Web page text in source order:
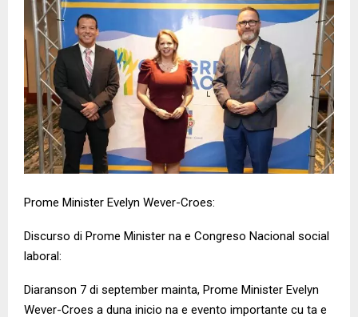
Prome Minister Evelyn Wever-Croes:
Discurso di Prome Minister na e Congreso Nacional social
laboral:
Diaranson 7 di september mainta, Prome Minister Evelyn
Wever-Croes a duna inicio na e evento importante cu ta e